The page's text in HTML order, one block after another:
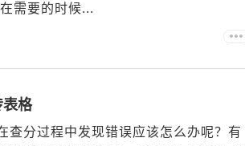
需要的时候...
表格
查分过程中发现错误应该怎么办呢？有